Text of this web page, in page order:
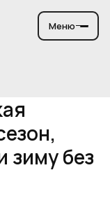
Меню
зиму без